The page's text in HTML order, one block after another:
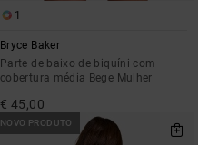
1
Bryce Baker
Parte de baixo de biquíni com
cobertura média Bege Mulher
€ 45,00
NOVO PRODUTO